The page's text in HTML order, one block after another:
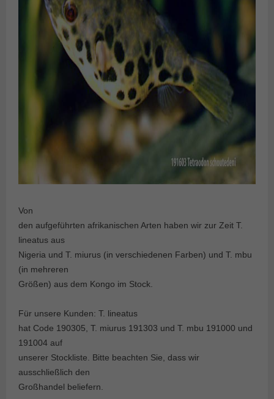
Von
den aufgeführten afrikanischen Arten haben wir zur Zeit T.
lineatus aus
Nigeria und T. miurus (in verschiedenen Farben) und T. mbu
(in mehreren
Größen) aus dem Kongo im Stock.
Für unsere Kunden: T. lineatus
hat Code 190305, T. miurus 191303 und T. mbu 191000 und
191004 auf
unserer Stockliste. Bitte beachten Sie, dass wir
ausschließlich den
Großhandel beliefern.